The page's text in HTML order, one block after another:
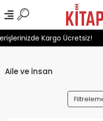
Kargo Ücretsiz!
Aile ve İnsan